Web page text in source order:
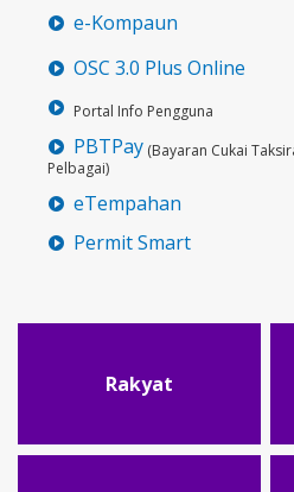
e-Kompaun
OSC 3.0 Plus Online
Portal Info Pengguna
PBTPay (Bayaran Cukai
Pelbagai)
eTempahan
Permit Smart
Rakyat